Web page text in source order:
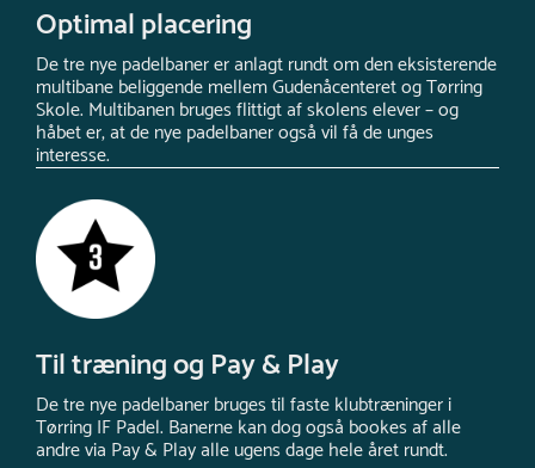
Optimal placering
De tre nye padelbaner er anlagt rundt om den eksisterende
multibane beliggende mellem Gudenåcenteret og Tørring
Skole. Multibanen bruges flittigt af skolens elever – og
håbet er, at de nye padelbaner også vil få de unges
interesse.
Til træning og Pay & Play
De tre nye padelbaner bruges til faste klubtræninger i
Tørring IF Padel. Banerne kan dog også bookes af alle
andre via Pay & Play alle ugens dage hele året rundt.